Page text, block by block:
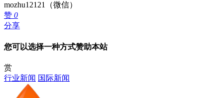
mozhu12121（微信）
赞 0
分享
您可以选择一种方式赞助本站
赏
行业新闻 国际新闻